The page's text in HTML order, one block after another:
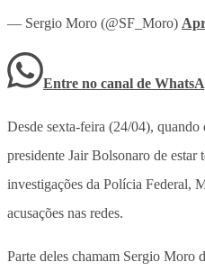
— Sergio Moro (@SF_Moro)
Entre no canal de
Desde sexta-feira (24/04), quando
presidente Jair Bolsonaro de estar
investigações da Polícia Federal,
acusações nas redes.
Parte deles chamam Sergio Moro